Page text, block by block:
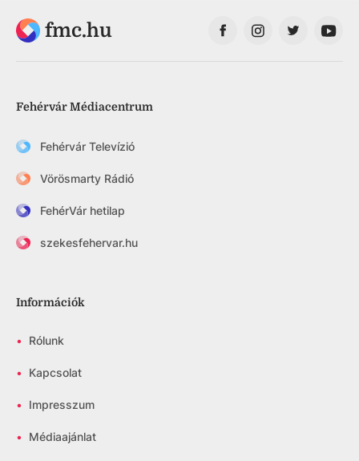
fmc.hu
Fehérvár Médiacentrum
Fehérvár Televízió
Vörösmarty Rádió
FehérVár hetilap
szekesfehervar.hu
Információk
• Rólunk
• Kapcsolat
• Impresszum
• Médiaajánlat